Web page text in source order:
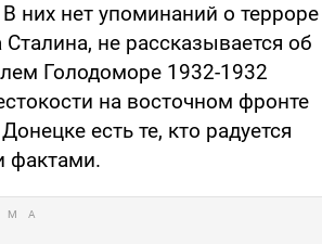
них нет упоминаний о терроре
не рассказывается об
Голодоморе 1932-1932
на восточном фронте
есть те, кто радуется
фактами.